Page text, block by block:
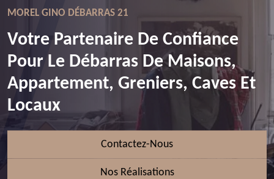
MOREL GINO DÉBARRAS 21
Votre Partenaire De Confiance
Pour Le Débarras De Maisons,
Appartement, Greniers, Caves Et
Locaux
Contactez-Nous
Nos Réalisations